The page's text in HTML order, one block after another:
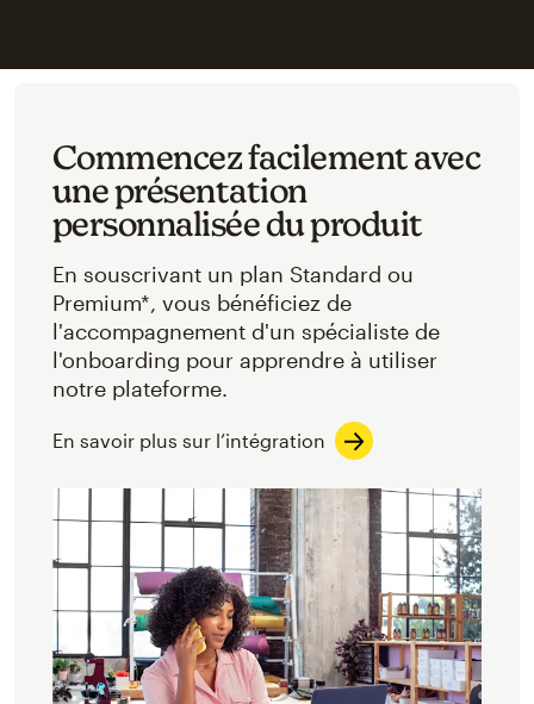
Commencez facilement avec
une présentation
personnalisée du produit
En souscrivant un plan Standard ou
Premium*, vous bénéficiez de
l'accompagnement d'un spécialiste de
l'onboarding pour apprendre à utiliser
notre plateforme.
En savoir plus sur l’intégration